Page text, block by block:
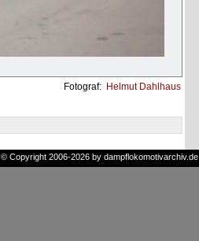
Fotograf: Helmut Dahlhaus
© Copyright 2006-2026 by dampflokomotivarchiv.de